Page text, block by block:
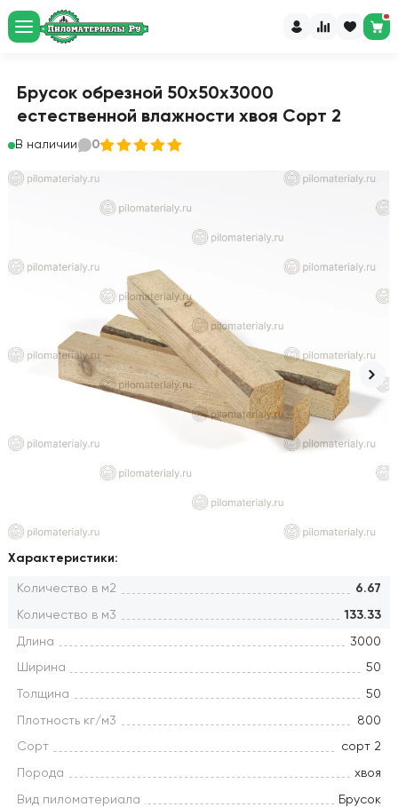
Брусок обрезной 50х50х3000
естественной влажности хвоя Сорт 2
В наличии 0
Характеристики:
Количество в м2 6.67
Количество в м3 133.33
Длина 3000
Ширина 50
Толщина 50
Плотность кг/м3 800
Сорт сорт 2
Порода хвоя
Вид пиломатериала Брусок